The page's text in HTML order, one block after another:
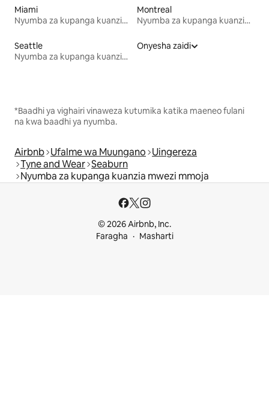
Miami
Nyumba za kupanga kuanzia mwezi mmoja
Montreal
Nyumba za kupanga kuanzia mwezi mmoja
Seattle
Nyumba za kupanga kuanzia mwezi mmoja
Onyesha zaidi
*Baadhi ya vighairi vinaweza kutumika katika maeneo fulani
na kwa baadhi ya nyumba.
Airbnb Ufalme wa Muungano Uingereza
Tyne and Wear Seaburn
Nyumba za kupanga kuanzia mwezi mmoja
© 2026 Airbnb, Inc.
Faragha
Masharti